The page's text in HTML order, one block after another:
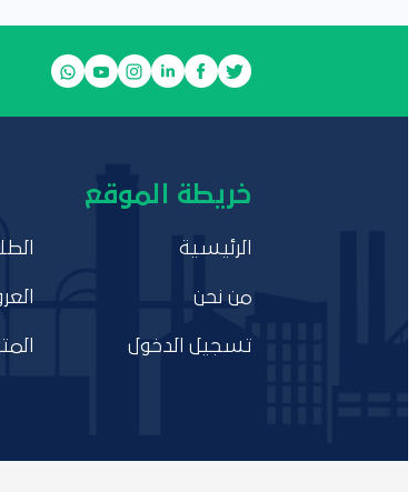
خريطة الموقع
الرئيسية
من نحن
تسجيل الدخول